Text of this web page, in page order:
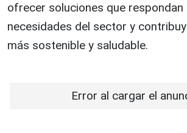
ofrecer soluciones que respondan
necesidades del sector y
más sostenible y saludable.
Error al cargar el